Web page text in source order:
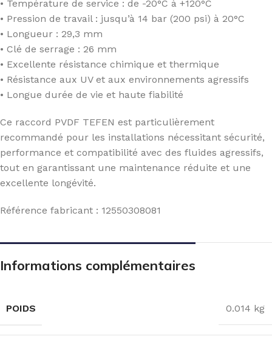
• Température de service : de -20°C à +120°C
• Pression de travail : jusqu’à 14 bar (200 psi) à 20°C
• Longueur : 29,3 mm
• Clé de serrage : 26 mm
• Excellente résistance chimique et thermique
• Résistance aux UV et aux environnements agressifs
• Longue durée de vie et haute fiabilité
Ce raccord PVDF TEFEN est particulièrement
recommandé pour les installations nécessitant sécurité,
performance et compatibilité avec des fluides agressifs,
tout en garantissant une maintenance réduite et une
excellente longévité.
Référence fabricant : 12550308081
Informations complémentaires
POIDS 0.014 kg